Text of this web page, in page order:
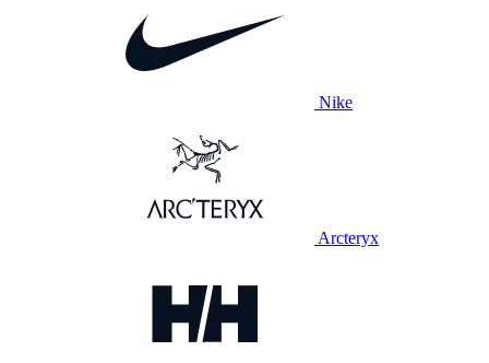
Nike
Arcteryx